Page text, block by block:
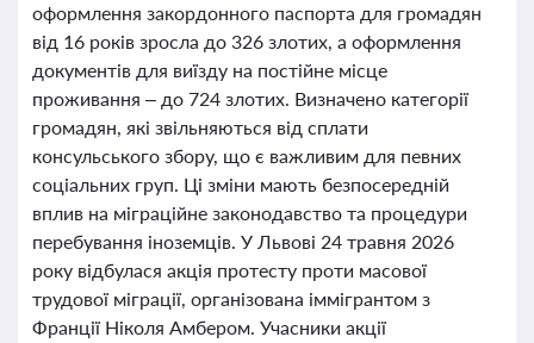
оформлення закордонного паспорта для громадян
від 16 років зросла до 326 злотих, а оформлення
документів для виїзду на постійне місце
проживання – до 724 злотих. Визначено категорії
громадян, які звільняються від сплати
консульського збору, що є важливим для певних
соціальних груп. Ці зміни мають безпосередній
вплив на міграційне законодавство та процедури
перебування іноземців. У Львові 24 травня 2026
року відбулася акція протесту проти масової
трудової міграції, організована іммігрантом з
Франції Ніколя Амбером. Учасники акції